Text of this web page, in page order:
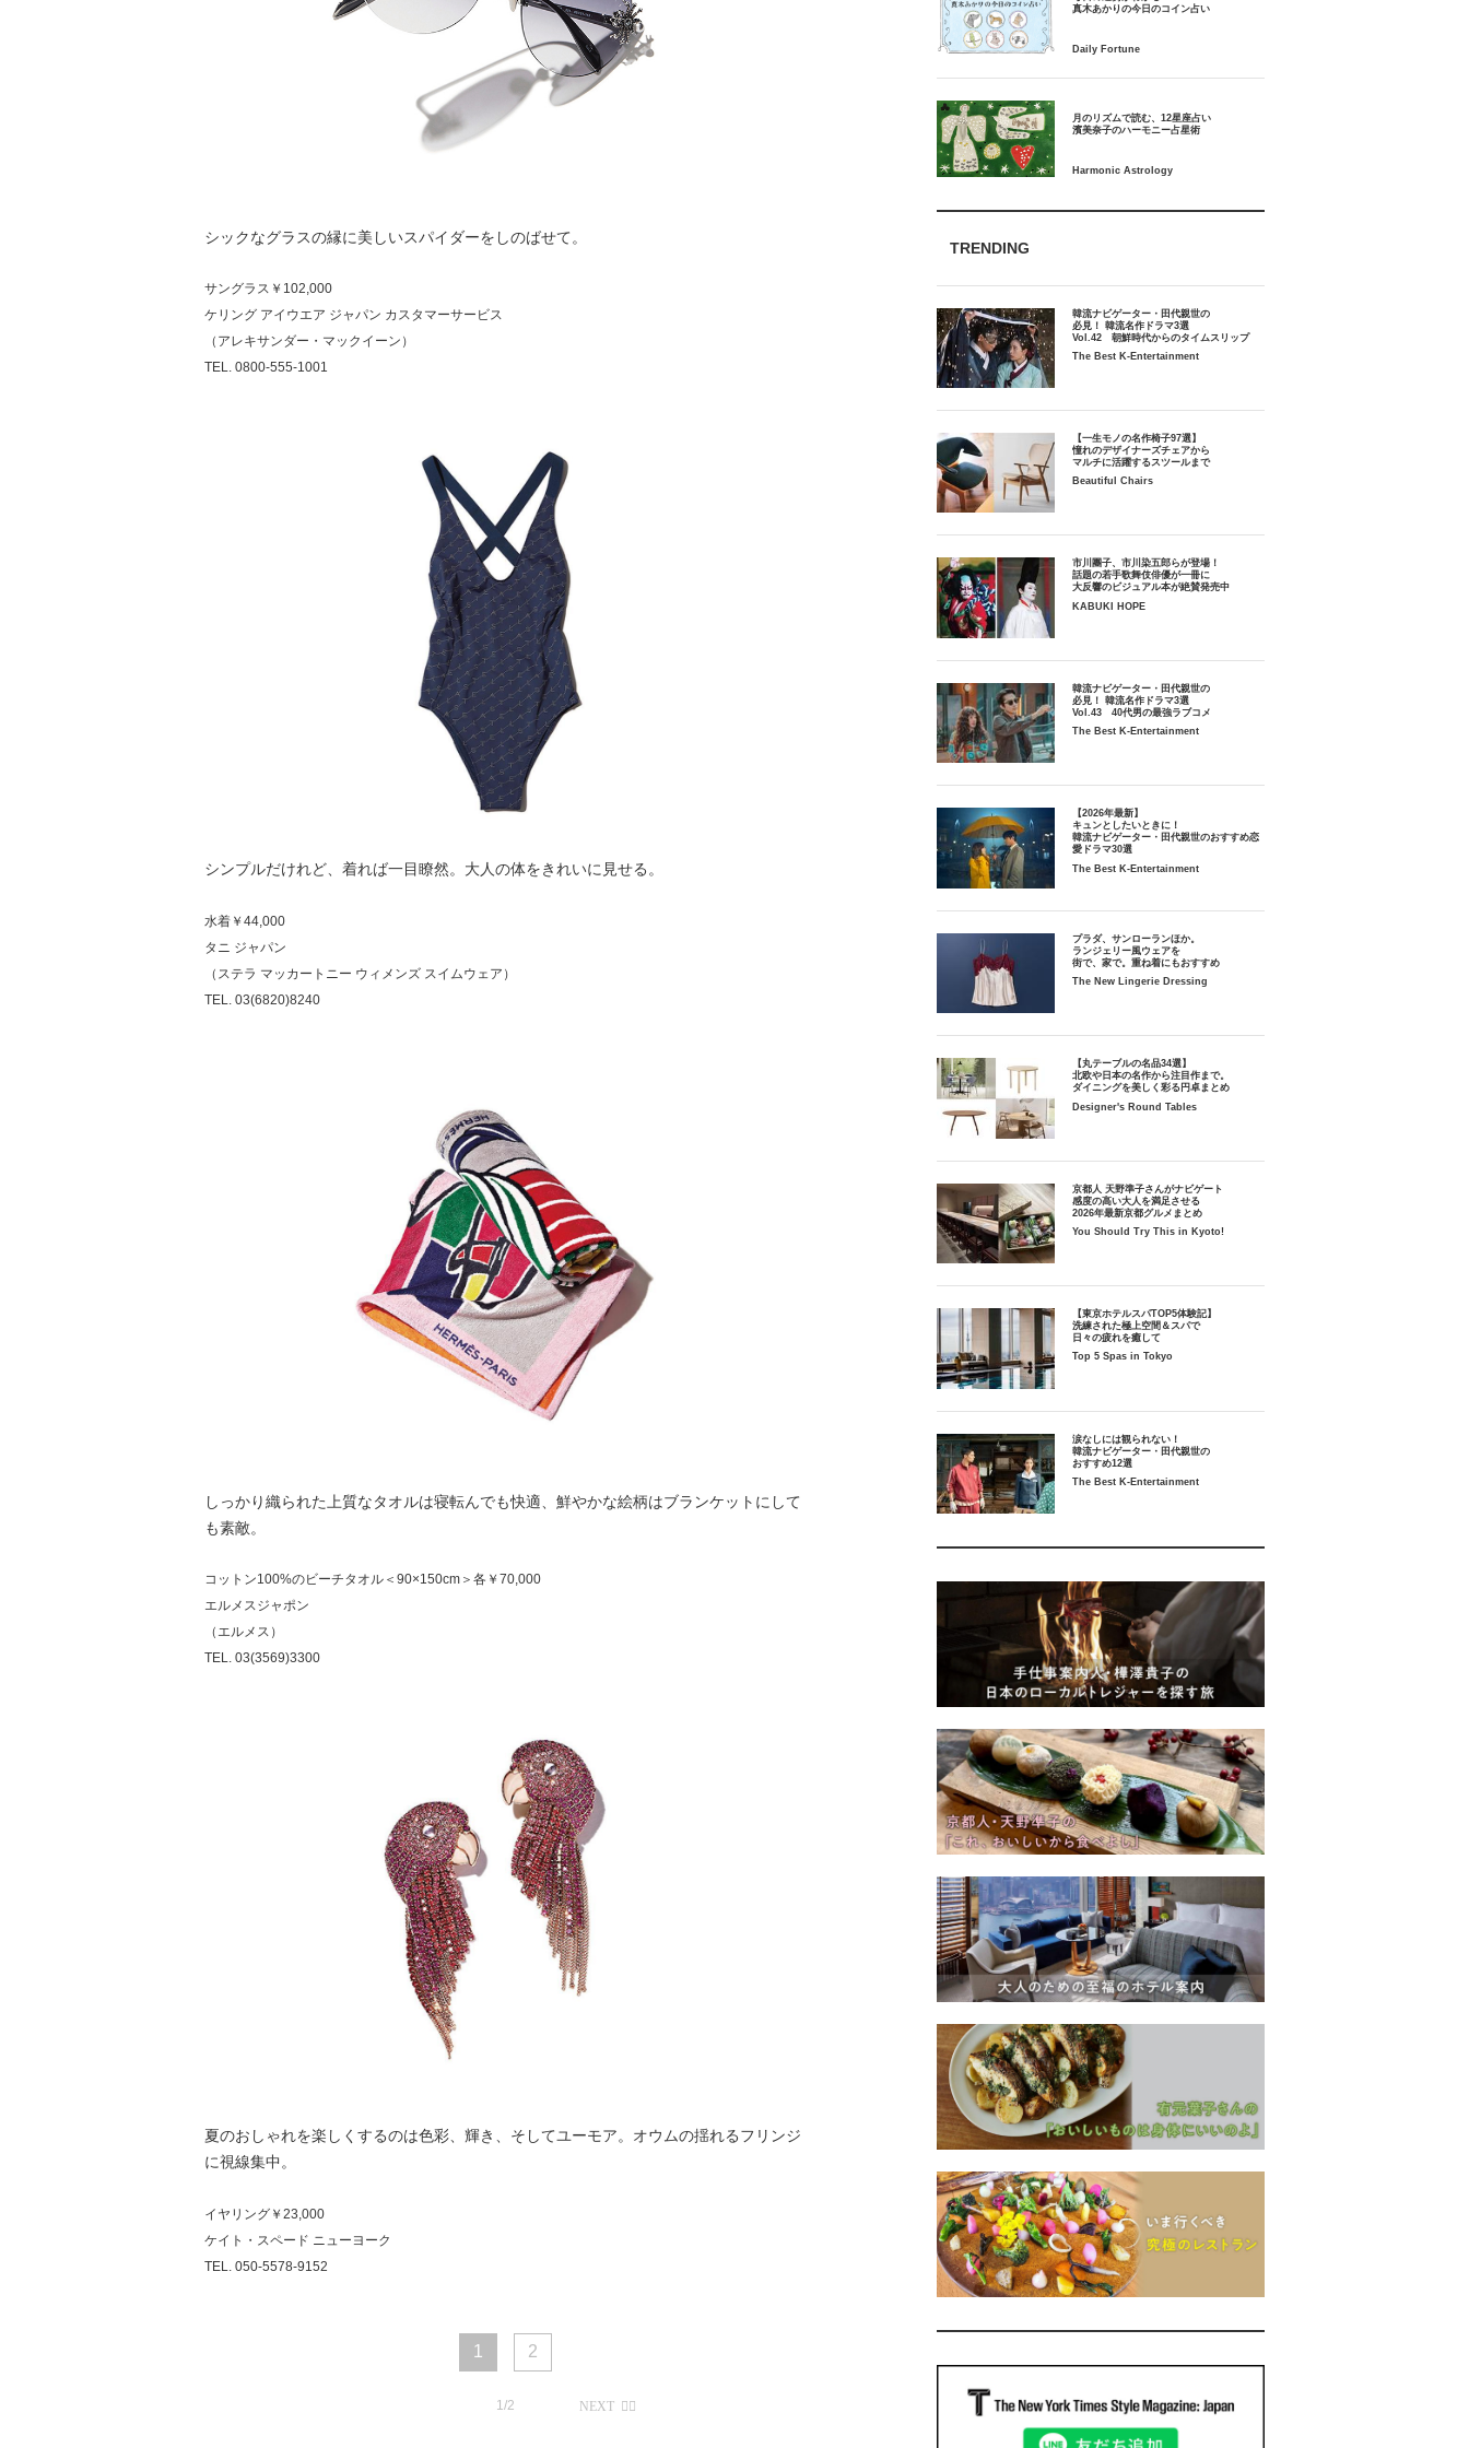
シックなグラスの縁に美しいスパイダーをしのばせて。
サングラス￥102,000
ケリング アイウエア ジャパン カスタマーサービス
（アレキサンダー・マックイーン）
TEL. 0800-555-1001
シンプルだけれど、着れば一目瞭然。大人の体をきれいに見せる。
水着￥44,000
タニ ジャパン
（ステラ マッカートニー ウィメンズ スイムウェア）
TEL. 03(6820)8240
しっかり織られた上質なタオルは寝転んでも快適、鮮やかな絵柄はブランケットにして
も素敵。
コットン100%のビーチタオル＜90×150cm＞各￥70,000
エルメスジャポン
（エルメス）
TEL. 03(3569)3300
夏のおしゃれを楽しくするのは色彩、輝き、そしてユーモア。オウムの揺れるフリンジ
に視線集中。
イヤリング￥23,000
ケイト・スペード ニューヨーク
TEL. 050-5578-9152
1 2
1/2
月のリズムで読む、12星座占い
TRENDING
韓流ナビゲーター・田代親世の
必見！ 韓流名作ドラマ3選
Vol.42 朝鮮時代からのタイムスリップ
The Best K-Entertainment
【一生モノの名作椅子97選】
憧れのデザイナーズチェアから
マルチに活躍するスツールまで
Beautiful Chairs
市川團子、市川染五郎らが登場！
話題の若手歌舞伎俳優が一冊に
大反響のビジュアル本が絶賛発売中
KABUKI HOPE
韓流ナビゲーター・田代親世の
必見！ 韓流名作ドラマ3選
Vol.43 40代男の最強ラブコメ
The Best K-Entertainment
【2026年最新】
キュンとしたいときに！
韓流ナビゲーター・田代親世のおすすめ恋
愛ドラマ30選
The Best K-Entertainment
プラダ、サンローランほか。
ランジェリー風ウェアを
街で、家で。重ね着にもおすすめ
The New Lingerie Dressing
【丸テーブルの名品34選】
北欧や日本の名作から注目作まで。
ダイニングを美しく彩る円卓まとめ
Designer's Round Tables
京都人 天野準子さんがナビゲート
感度の高い大人を満足させる
2026年最新京都グルメまとめ
You Should Try This in Kyoto!
【東京ホテルスパTOP5体験記】
洗練された極上空間＆スパで
日々の疲れを癒して
Top 5 Spas in Tokyo
涙なしには観られない！
韓流ナビゲーター・田代親世の
おすすめ12選
The Best K-Entertainment